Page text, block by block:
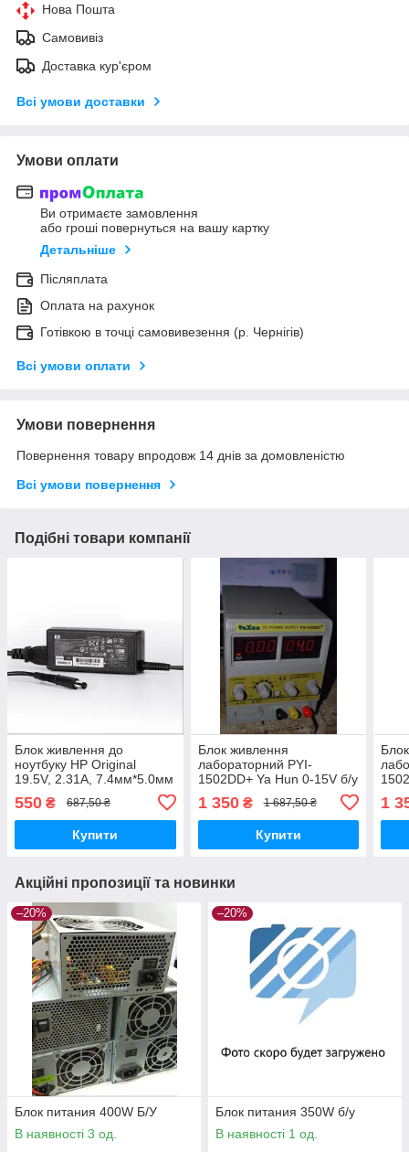
Нова Пошта
Самовивіз
Доставка кур'єром
Всі умови доставки
Умови оплати
Ви отримаєте замовлення
або гроші повернуться на вашу картку
Детальніше
Післяплата
Оплата на рахунок
Готівкою в точці самовивезення (р. Чернігів)
Всі умови оплати
Умови повернення
Повернення товару впродовж 14 днів за домовленістю
Всі умови повернення
Подібні товари компанії
Блок живлення до
ноутбуку HP Original
19.5V, 2.31A, 7.4мм*5.0мм
550 ₴ 687,50 ₴
Купити
Блок живлення
лабораторний PYI-
1502DD+ Ya Hun 0-15V б/у
1 350₴ 1 687,50 ₴
Купити
1
Акційні пропозиції та новинки
–20%
Блок питания 400W Б/У
В наявності 3 од.
–20%
Блок питания 350W б/у
В наявності 1 од.